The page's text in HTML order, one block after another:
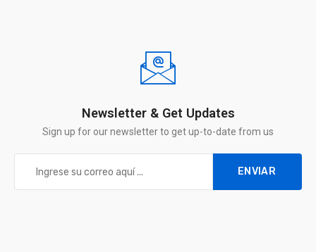
Newsletter & Get Updates
Sign up for our newsletter to get up-to-date from us